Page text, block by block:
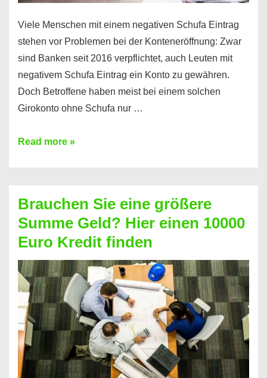
Viele Menschen mit einem negativen Schufa Eintrag
stehen vor Problemen bei der Konteneröffnung: Zwar
sind Banken seit 2016 verpflichtet, auch Leuten mit
negativem Schufa Eintrag ein Konto zu gewähren.
Doch Betroffene haben meist bei einem solchen
Girokonto ohne Schufa nur …
Günstiges
Geht
das
überhaupt?
Na
klar!
Read more »
Brauchen Sie eine größere
Summe Geld? Hier einen 10000
Euro Kredit finden